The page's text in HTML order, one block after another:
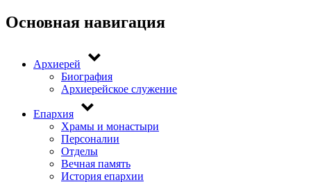
Основная навигация
Архиерей
Биография
Архиерейское служение
Епархия
Храмы и монастыри
Персоналии
Отделы
Вечная память
История епархии